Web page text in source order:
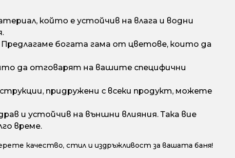
който е устойчив на влага и водни
богата гама от цветове, които да
да отговарят на вашите специфични
придружени с всеки продукт, можете
и устойчив на външни влияния. Така вие
време.
качество, стил и издръжливост за вашата баня!